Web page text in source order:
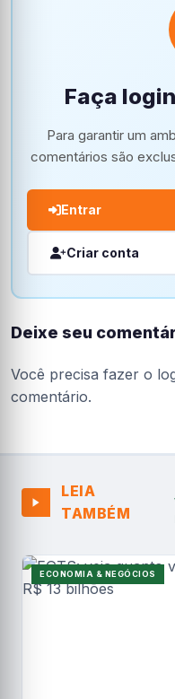
Faça
Para garantir um
comentários são
Entrar
Criar conta
Deixe seu
Você precisa fazer o
comentário.
LEIA
TAMBÉM
ECONOMIA & NEGÓCIOS